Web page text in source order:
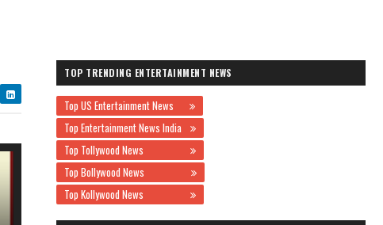
TOP TRENDING ENTERTAINMENT NEWS
Top US Entertainment News
Top Entertainment News India
Top Tollywood News
Top Bollywood News
Top Kollywood News